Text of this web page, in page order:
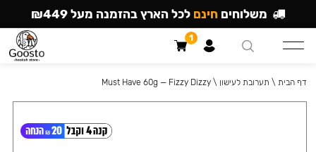
דף הבית \ תערובת לעישון \
Must Have 60g — Fizzy Dizzy
משלוחים חינם לכל הארץ בהזמנה מעל ₪449
1